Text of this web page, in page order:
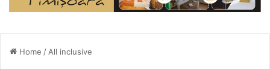
Home / All inclusive